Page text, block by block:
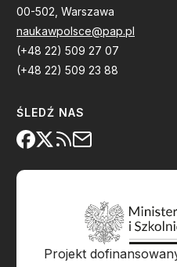
00-502, Warszawa
naukawpolsce@pap.pl
(+48 22) 509 27 07
(+48 22) 509 23 88
ŚLEDŹ NAS
Projekt